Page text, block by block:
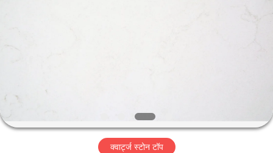
बारे
में
क्वार्ट्ज स्टोन टॉप